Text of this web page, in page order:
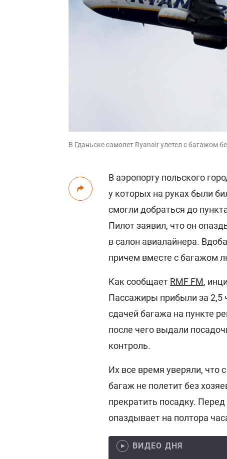
В Гданьске самолет Ryanair улетел с багажом
В аэропорту польского
у которых на руках были
смогли добраться до
Пилот заявил, что он
в салон авиалайнера.
причем вместе с багажом
Как сообщает RMF FM,
Пассажиры прибыли за 2,5
сдачей багажа на пункте
после чего выдали
контроль.
Их все время уверяли, что
багаж не полетит без
прекратить посадку.
опаздывает на полтора
ВИДЕО ДНЯ